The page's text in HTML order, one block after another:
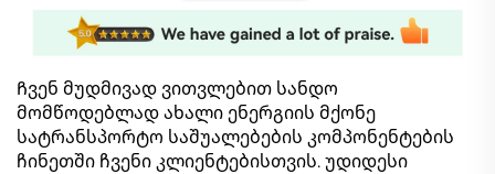
Ჩვენ მუდმივად ვითვლებით სანდო
მომწოდებლად ახალი ენერგიის მქონე
სატრანსპორტო საშუალებების კომპონენტების
ჩინეთში ჩვენი კლიენტებისთვის. უდიდესი